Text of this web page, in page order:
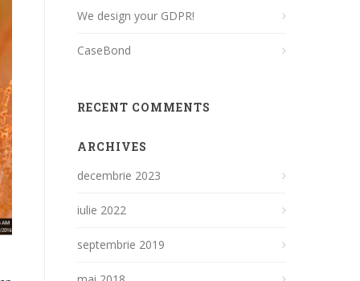
We design your GDPR!
CaseBond
RECENT COMMENTS
ARCHIVES
decembrie 2023
iulie 2022
septembrie 2019